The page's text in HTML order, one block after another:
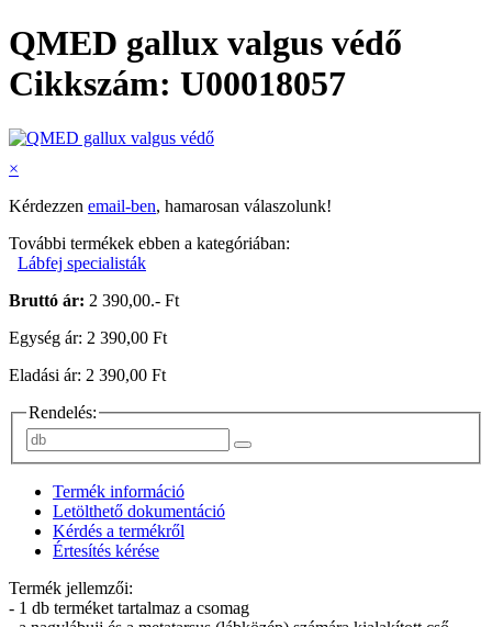
QMED gallux valgus védő
Cikkszám: U00018057
×
Kérdezzen email-ben, hamarosan válaszolunk!
További termékek ebben a kategóriában:
Lábfej specialisták
Bruttó ár: 2 390,00.- Ft
Egység ár: 2 390,00 Ft
Eladási ár: 2 390,00 Ft
Rendelés:
Termék információ
Letölthető dokumentáció
Kérdés a termékről
Értesítés kérése
Termék jellemzői:
- 1 db terméket tartalmaz a csomag